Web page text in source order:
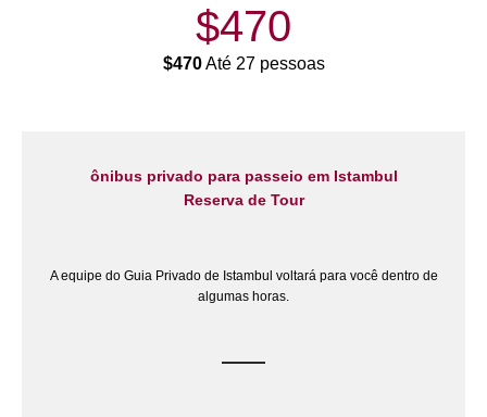
$470
$470Até 27 pessoas
ônibus privado para passeio em Istambul
Reserva de Tour
A equipe do Guia Privado de Istambul voltará para você dentro de
algumas horas.